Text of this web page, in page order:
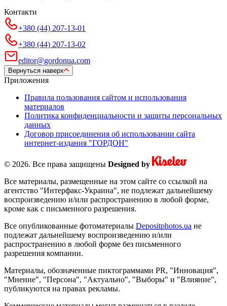
Контакти
+380 (44) 207-13-01
+380 (44) 207-13-02
editor@gordonua.com
Вернуться наверх
Приложения
Правила пользования сайтом и использования
материалов
Политика конфиденциальности и защиты персональных
данных
Договор присоединения об использовании сайта
интернет-издания "ГОРДОН"
© 2026. Все права защищены Designed by
Все материалы, размещенные на этом сайте со ссылкой на
агентство "Интерфакс-Украина", не подлежат дальнейшему
воспроизведению и/или распространению в любой форме,
кроме как с письменного разрешения.
Все опубликованные фотоматериалы Depositphotos.ua не
подлежат дальнейшему воспроизведению и/или
распространению в любой форме без письменного
разрешения компании.
Материалы, обозначенные пиктограммами PR, "Инновация",
"Мнение", "Персона", "Актуально", "Выборы" и "Влияние",
публикуются на правах рекламы.